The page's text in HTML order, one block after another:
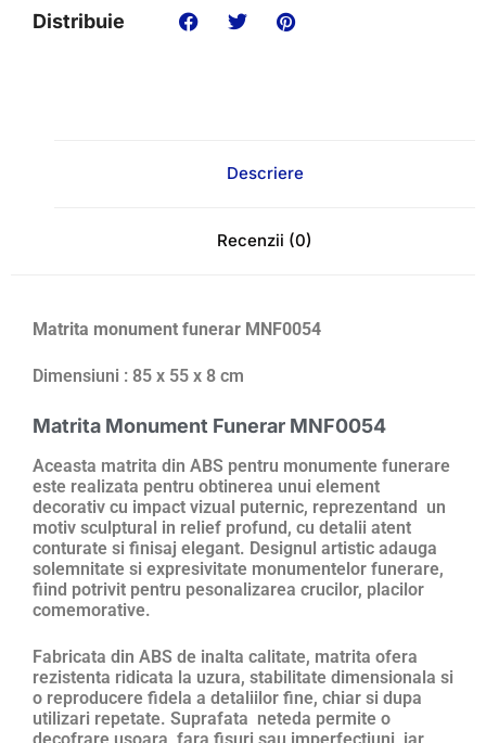
Distribuie
Descriere
Recenzii (0)
Matrita monument funerar MNF0054
Dimensiuni : 85 x 55 x 8 cm
Matrita Monument Funerar MNF0054
Aceasta matrita din ABS pentru monumente funerare
este realizata pentru obtinerea unui element
decorativ cu impact vizual puternic, reprezentand un
motiv sculptural in relief profund, cu detalii atent
conturate si finisaj elegant. Designul artistic adauga
solemnitate si expresivitate monumentelor funerare,
fiind potrivit pentru pesonalizarea crucilor, placilor
comemorative.
Fabricata din ABS de inalta calitate, matrita ofera
rezistenta ridicata la uzura, stabilitate dimensionala si
o reproducere fidela a detaliilor fine, chiar si dupa
utilizari repetate. Suprafata neteda permite o